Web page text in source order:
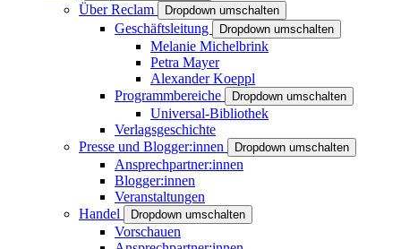
Über Reclam Dropdown umschalten
Geschäftsleitung Dropdown umschalten
Melanie Michelbrink
Petra Mayer
Alexander Koeppl
Programmbereiche
Dropdown umschalten
Universal-Bibliothek
Verlagsgeschichte
Presse und Blogger:innen
Dropdown umschalten
Ansprechpartner:innen
Blogger:innen
Veranstaltungen
Handel
Dropdown umschalten
Vorschauen